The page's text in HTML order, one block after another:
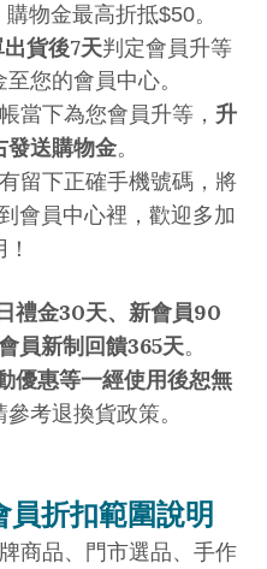
物金最高折抵$50。
貨後7天判定會員升等
您的會員中心。
當下為您會員升等， 升
發送購物金。
留下正確手機號碼，將
會員中心裡，歡迎多加
禮金30天、 新會員90
員新制回饋365天。
惠等一經使用後恕無
參考退換貨政策。
員折扣範圍說明
商品、門市選品、手作